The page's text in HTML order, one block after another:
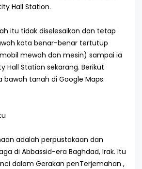
Hall Station.
itu tidak diselesaikan dan tetap
kota benar-benar tertutup
mewah dan mesin) sampai ia
Hall Station sekarang. Berikut
tanah di Google Maps.
adalah perpustakaan dan
di Abbassid-era Baghdad, Irak. Itu
dalam Gerakan penTerjemahan ,